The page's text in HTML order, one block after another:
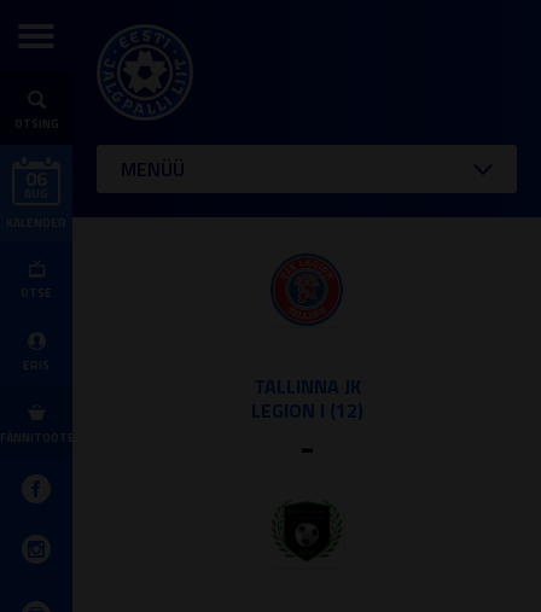
OTSING
OTSE
ERIS
FÄNNITOOTED
MENÜÜ
TALLINNA JK
LEGION I (12)
-